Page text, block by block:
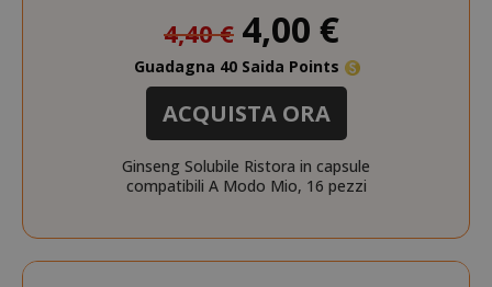
4,40 €
Prezzo
speciale
4,00 €
Guadagna 40 Saida Points
ACQUISTA ORA
Ginseng Solubile Ristora in capsule
compatibili A Modo Mio, 16 pezzi